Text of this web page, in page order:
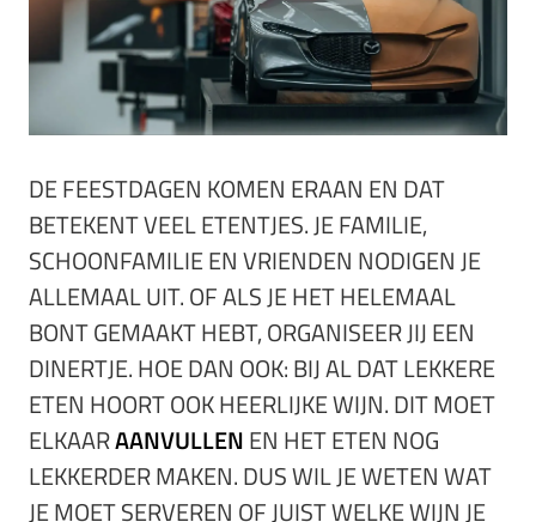
DE FEESTDAGEN KOMEN ERAAN EN DAT
BETEKENT VEEL ETENTJES. JE FAMILIE,
SCHOONFAMILIE EN VRIENDEN NODIGEN JE
ALLEMAAL UIT. OF ALS JE HET HELEMAAL
BONT GEMAAKT HEBT, ORGANISEER JIJ EEN
DINERTJE. HOE DAN OOK: BIJ AL DAT LEKKERE
ETEN HOORT OOK HEERLIJKE WIJN. DIT MOET
ELKAARAANVULLENEN HET ETEN NOG
LEKKERDER MAKEN. DUS WIL JE WETEN WAT
JE MOET SERVEREN OF JUIST WELKE WIJN JE